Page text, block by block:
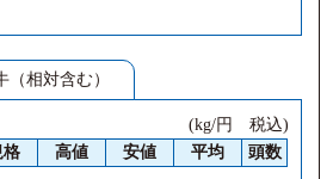
（相対含む）
(kg/円 税込)
格 高値 安値 平均 頭数